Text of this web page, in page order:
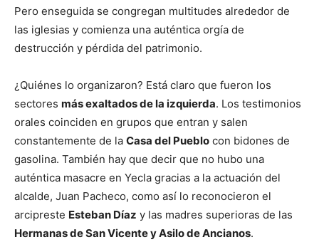
Pero enseguida se congregan multitudes alrededor de
las iglesias y comienza una auténtica orgía de
destrucción y pérdida del patrimonio.
¿Quiénes lo organizaron? Está claro que fueron los
sectores más exaltados de la izquierda. Los testimonios
orales coinciden en grupos que entran y salen
constantemente de la Casa del Pueblo con bidones de
gasolina. También hay que decir que no hubo una
auténtica masacre en Yecla gracias a la actuación del
alcalde, Juan Pacheco, como así lo reconocieron el
arcipreste Esteban Díaz y las madres superioras de las
Hermanas de San Vicente y Asilo de Ancianos.